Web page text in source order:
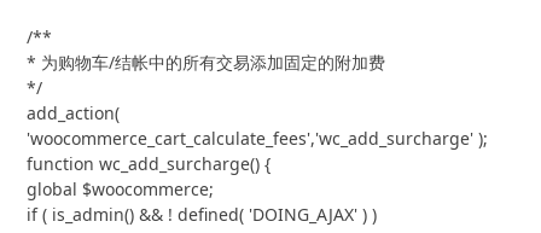
/**
* 为购物车/结帐中的所有交易添加固定的附加费
*/
add_action(
'woocommerce_cart_calculate_fees','wc_add_surcharge' );
function wc_add_surcharge() {
global $woocommerce;
if ( is_admin() && ! defined( 'DOING_AJAX' ) )